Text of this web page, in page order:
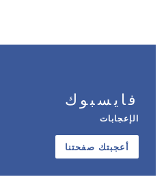
فايسبوك
الإعجابات
أعجبتك صفحتنا